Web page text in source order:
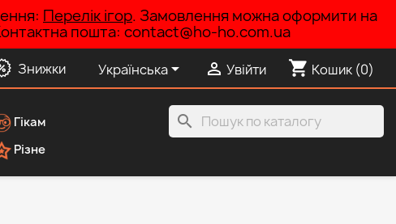
Перелік ігор. Замовлення можна оформити на
пошта: contact@ho-ho.com.ua
Знижки Українська  Увійти shopping_cart Кошик (0)
Гікам
Різне
search